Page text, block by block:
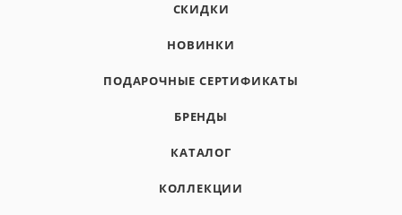
СКИДКИ
НОВИНКИ
ПОДАРОЧНЫЕ СЕРТИФИКАТЫ
БРЕНДЫ
КАТАЛОГ
КОЛЛЕКЦИИ